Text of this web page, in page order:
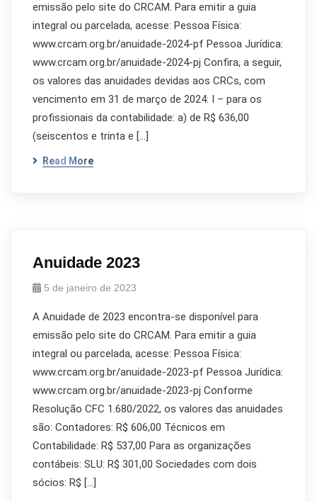
emissão pelo site do CRCAM. Para emitir a guia
integral ou parcelada, acesse: Pessoa Física:
www.crcam.org.br/anuidade-2024-pf Pessoa Jurídica:
www.crcam.org.br/anuidade-2024-pj Confira, a seguir,
os valores das anuidades devidas aos CRCs, com
vencimento em 31 de março de 2024: I – para os
profissionais da contabilidade: a) de R$ 636,00
(seiscentos e trinta e […]
Read More
Anuidade 2023
5 de janeiro de 2023
A Anuidade de 2023 encontra-se disponível para
emissão pelo site do CRCAM. Para emitir a guia
integral ou parcelada, acesse: Pessoa Física:
www.crcam.org.br/anuidade-2023-pf Pessoa Jurídica:
www.crcam.org.br/anuidade-2023-pj Conforme
Resolução CFC 1.680/2022, os valores das anuidades
são: Contadores: R$ 606,00 Técnicos em
Contabilidade: R$ 537,00 Para as organizações
contábeis: SLU: R$ 301,00 Sociedades com dois
sócios: R$ […]